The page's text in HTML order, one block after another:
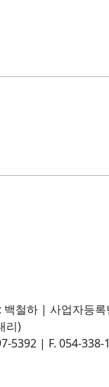
백철하 | 사업자등
리)
5392 | F. 054-338-